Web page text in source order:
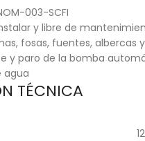
003-SCFI
y libre de
fosas, fuentes, albercas
y paro de la bomba
agua
TÉCNICA